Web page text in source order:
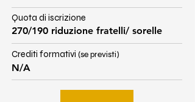
Quota di iscrizione
270/190 riduzione fratelli/ sorelle
Crediti formativi (se previsti)
N/A